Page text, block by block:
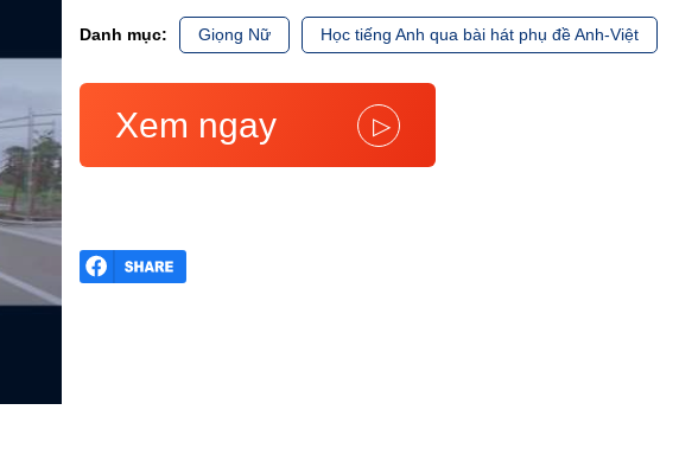
Danh mục: Giọng Nữ Học tiếng Anh qua bài hát phụ đề Anh-Việt
Xem ngay ▷